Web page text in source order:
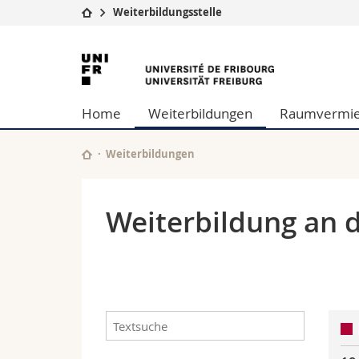
Universität
Studium
Forschung
Universität
Weiterbildung
Wirtschafts-
Philosophische
Weiterbildungsstelle
Universität
Freiburg
Home Weiterbildungen
Weiterbildungen
Weiterbildung an